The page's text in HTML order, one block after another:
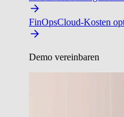
FinOpsCloud-Kosten
Demo vereinbaren